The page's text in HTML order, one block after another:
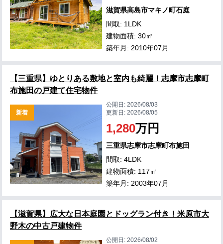
滋賀県高島市マキノ町石庭
間取: 1LDK
建物面積: 30㎡
築年月: 2010年07月
【三重県】ゆとりある敷地と室内も綺麗！志摩市志摩町
布施田の戸建て住宅物件
新着
公開日:2026/08/03
更新日:2026/08/05
1,280万円
三重県志摩市志摩町布施田
間取: 4LDK
建物面積: 117㎡
築年月: 2003年07月
【滋賀県】広大な日本庭園とドッグラン付き！米原市大
野木の中古戸建物件
公開日:2026/08/02